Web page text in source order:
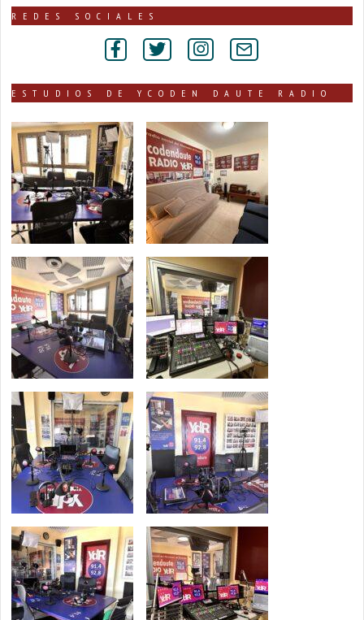
publicadas
REDES SOCIALES
ESTUDIOS DE YCODEN DAUTE RADIO